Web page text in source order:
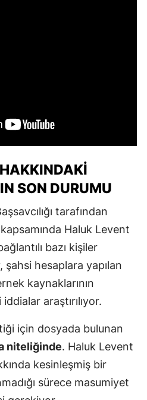
SON DURUMU
tarafından
Haluk Levent
bazı kişiler
şahsi hesaplara yapılan
kaynaklarının
araştırılıyor.
için dosyada bulunan
niteliğinde. Haluk Levent
kesinleşmiş bir
sürece masumiyet